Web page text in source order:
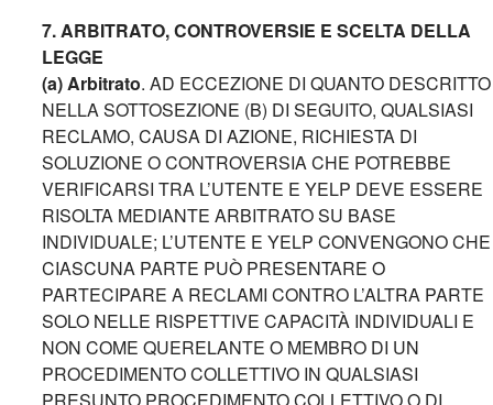
7.ARBITRATO, CONTROVERSIE E SCELTA DELLA
LEGGE
(a) Arbitrato. AD ECCEZIONE DI QUANTO DESCRITTO
NELLA SOTTOSEZIONE (B) DI SEGUITO, QUALSIASI
RECLAMO, CAUSA DI AZIONE, RICHIESTA DI
SOLUZIONE O CONTROVERSIA CHE POTREBBE
VERIFICARSI TRA L’UTENTE E YELP DEVE ESSERE
RISOLTA MEDIANTE ARBITRATO SU BASE
INDIVIDUALE; L’UTENTE E YELP CONVENGONO CHE
CIASCUNA PARTE PUÒ PRESENTARE O
PARTECIPARE A RECLAMI CONTRO L’ALTRA PARTE
SOLO NELLE RISPETTIVE CAPACITÀ INDIVIDUALI E
NON COME QUERELANTE O MEMBRO DI UN
PROCEDIMENTO COLLETTIVO IN QUALSIASI
PRESUNTO PROCEDIMENTO COLLETTIVO O DI